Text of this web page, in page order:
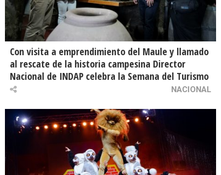
Con visita a emprendimiento del Maule y llamado
al rescate de la historia campesina Director
Nacional de INDAP celebra la Semana del Turismo
NACIONAL